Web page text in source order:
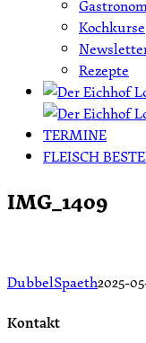
Kochkurse
Rezepte
TERMINE
FLEISCH
IMG_1409
DubbelSpaeth2025-
Kontakt